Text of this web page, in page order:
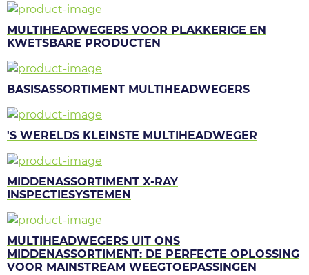
MULTIHEADWEGERS VOOR PLAKKERIGE EN
KWETSBARE PRODUCTEN
BASISASSORTIMENT MULTIHEADWEGERS
'S WERELDS KLEINSTE MULTIHEADWEGER
MIDDENASSORTIMENT X-RAY
INSPECTIESYSTEMEN
MULTIHEADWEGERS UIT ONS
MIDDENASSORTIMENT: DE PERFECTE OPLOSSING
VOOR MAINSTREAM WEEGTOEPASSINGEN